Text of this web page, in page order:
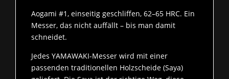
Aogami #1, einseitig geschliffen, 62–65 HRC. Ein
Messer, das nicht auffällt – bis man damit
schneidet.
Jedes YAMAWAKI-Messer wird mit einer
passenden traditionellen Holzscheide (Saya)